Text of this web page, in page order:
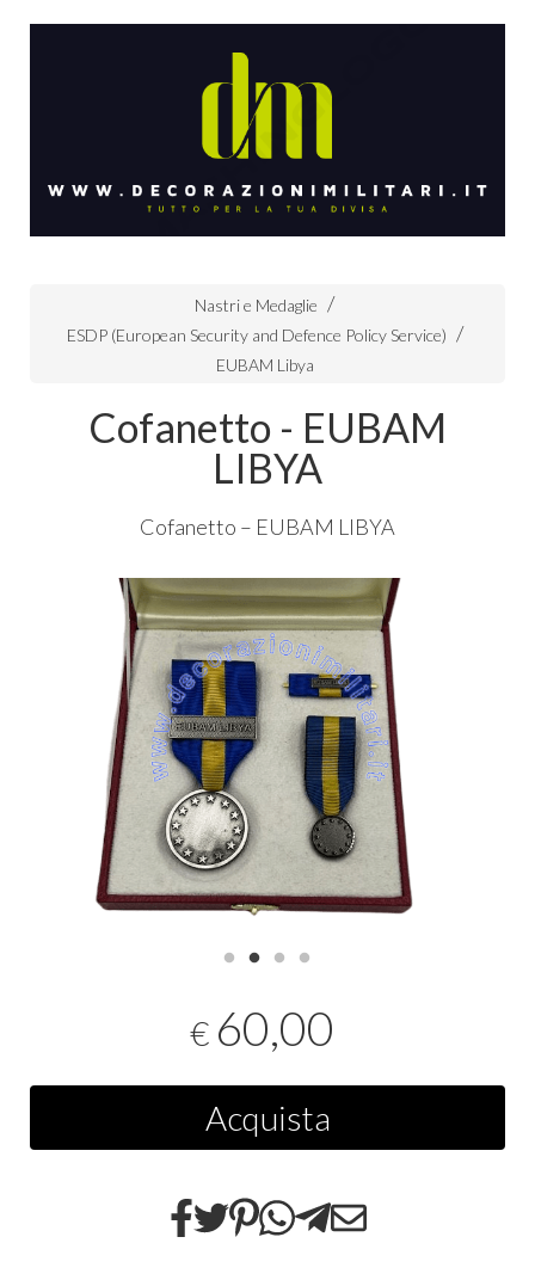
Nastri e Medaglie
ESDP (European Security and Defence Policy Service)
EUBAM Libya
Cofanetto - EUBAM
LIBYA
Cofanetto – EUBAM LIBYA
€ 60,00
Acquista